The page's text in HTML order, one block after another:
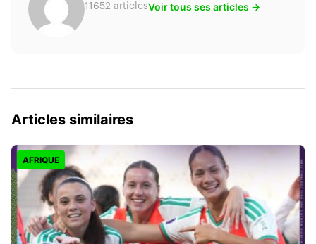
11652 articlesVoir tous ses articles →
Articles similaires
AFRIQUE